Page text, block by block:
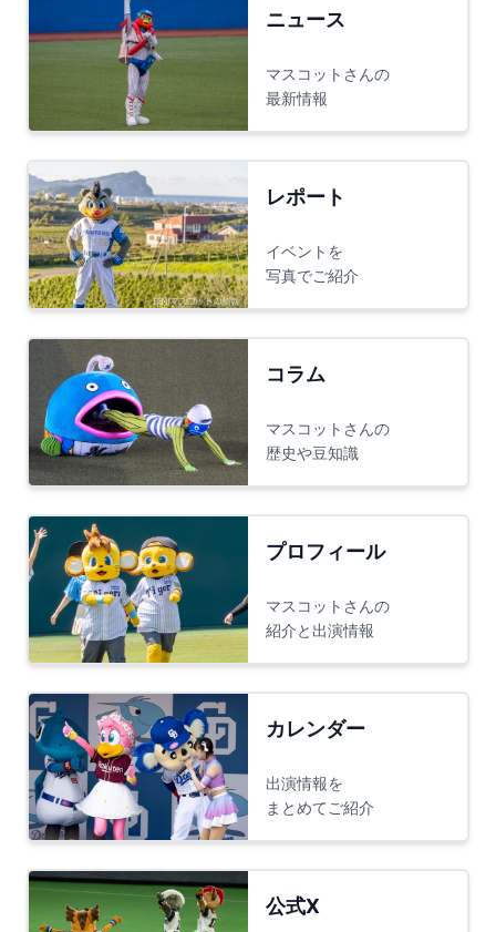
ニュース
マスコットさんの
最新情報
レポート
イベントを
写真でご紹介
コラム
マスコットさんの
歴史や豆知識
プロフィール
マスコットさんの
紹介と出演情報
カレンダー
出演情報を
まとめてご紹介
公式X